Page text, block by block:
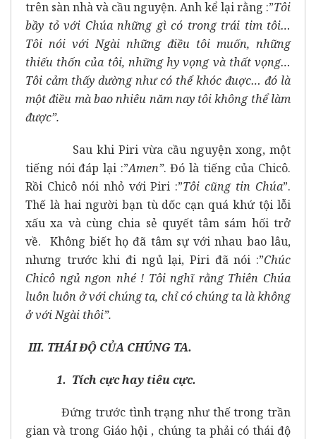
trên sàn nhà và cầu nguyện. Anh kể lại rằng :”Tôi
bầy tỏ với Chúa những gì có trong trái tim tôi…
Tôi nói với Ngài những điều tôi muốn, những
thiếu thốn của tôi, những hy vọng và thất vọng…
Tôi cảm thấy dường như có thể khóc đuợc… đó là
một điều mà bao nhiêu năm nay tôi không thể làm
được”.
Sau khi Piri vừa cầu nguyện xong, một
tiếng nói đáp lại :”Amen”. Đó là tiếng của Chicô.
Rồi Chicô nói nhỏ với Piri :”Tôi cũng tin Chúa”.
Thế là hai người bạn tù dốc cạn quá khứ tội lỗi
xấu xa và cùng chia sẻ quyết tâm sám hối trở
về. Không biết họ đã tâm sự với nhau bao lâu,
nhưng trước khi đi ngủ lại, Piri đã nói :”Chúc
Chicô ngủ ngon nhé ! Tôi nghĩ rằng Thiên Chúa
luôn luôn ở với chúng ta, chỉ có chúng ta là không
ở với Ngài thôi”.
III. THÁI ĐỘ CỦA CHÚNG TA.
1. Tích cực hay tiêu cực.
Đứng trước tình trạng như thế trong trần
gian và trong Giáo hội , chúng ta phải có thái độ